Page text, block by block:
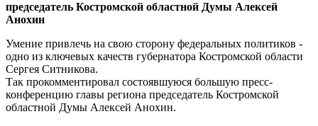
председатель Костромской областной Думы Алексей
Анохин
Умение привлечь на свою сторону федеральных политиков -
одно из ключевых качеств губернатора Костромской области
Сергея Ситникова.
Так прокомментировал состоявшуюся большую пресс-
конференцию главы региона председатель Костромской
областной Думы Алексей Анохин.